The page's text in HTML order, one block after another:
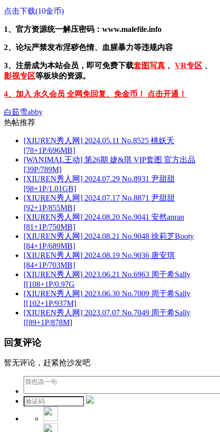
点击下载(10金币)
1、官方资源统一解压密码：www.malefile.info
2、论坛严禁发布淫秽色情、血腥暴力等违规内容
3、注册成为本站会员，即可免费下载套图写真 、 VR专区 、
影视专区等板块的资源。
4、加入 永久会员 全网免回复、免金币！ 点击开通！
白茹雪abby
热帖推荐
[XIUREN秀人网] 2024.05.11 No.8525 桃妖夭
[78+1P/696MB]
[WANIMAL王动] 第26期 婕&琪 VIP套图 官方出品
[39P/789M]
[XIUREN秀人网] 2024.07.29 No.8931 尹甜甜
[98+1P/1.01GB]
[XIUREN秀人网] 2024.07.17 No.8871 尹甜甜
[92+1P/855MB]
[XIUREN秀人网] 2024.08.20 No.9041 安然anran
[81+1P/750MB]
[XIUREN秀人网] 2024.08.21 No.9048 徐莉芝Booty
[84+1P/689MB]
[XIUREN秀人网] 2024.08.19 No.9036 唐安琪
[84+1P/703MB]
[XIUREN秀人网] 2023.06.21 No.6963 周于希Sally
[[108+1P/0.97G
[XIUREN秀人网] 2023.06.30 No.7009 周于希Sally
[[102+1P/937M]
[XIUREN秀人网] 2023.07.07 No.7049 周于希Sally
[[89+1P/878M]
回复评论
暂无评论，赶紧抢沙发吧